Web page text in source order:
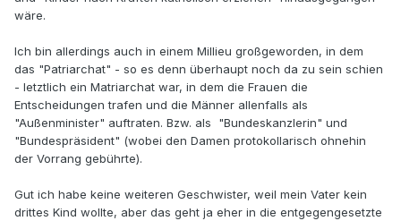
wäre.
Ich bin allerdings auch in einem Millieu großgeworden, in dem
das "Patriarchat" - so es denn überhaupt noch da zu sein schien
- letztlich ein Matriarchat war, in dem die Frauen die
Entscheidungen trafen und die Männer allenfalls als
"Außenminister" auftraten. Bzw. als "Bundeskanzlerin" und
"Bundespräsident" (wobei den Damen protokollarisch ohnehin
der Vorrang gebührte).
Gut ich habe keine weiteren Geschwister, weil mein Vater kein
drittes Kind wollte, aber das geht ja eher in die entgegengesetzte